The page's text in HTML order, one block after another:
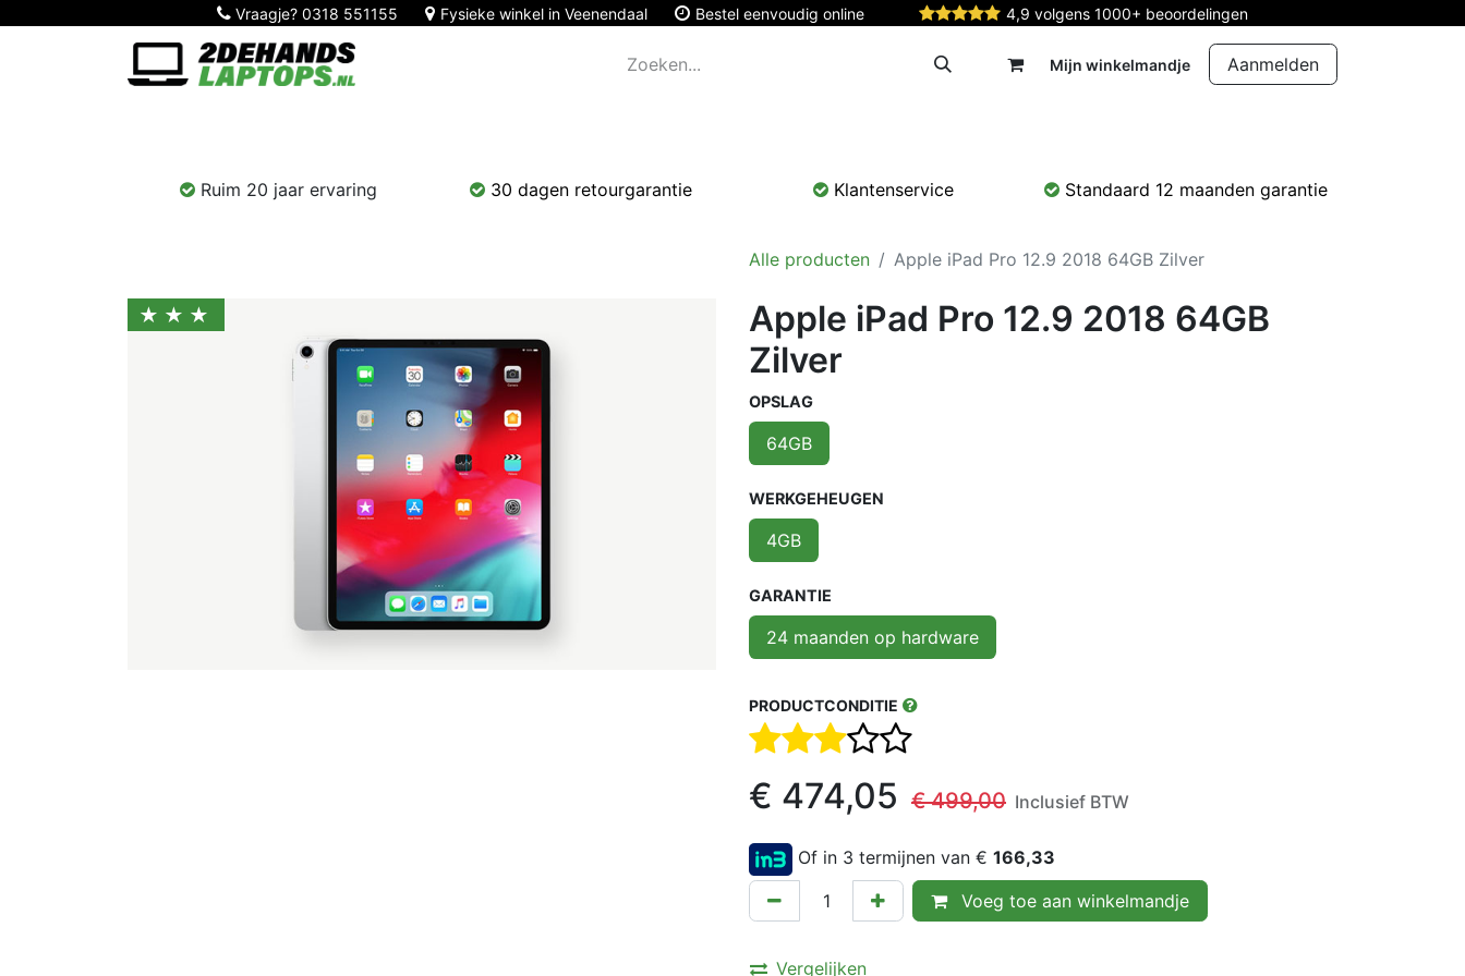
Vraagje? 0318 551155 Fysieke winkel in Veenendaal Bestel eenvoudig online 4,9 volgens 1000+ beoordelingen
Mijn winkelmandje Aanmelden
Ruim 20 jaar ervaring 30 dagen retourgarantie Klantenservice Standaard 12 maanden garantie
Alle producten Apple iPad Pro 12.9 2018 64GB Zilver
★★★
Apple iPad Pro 12.9 2018 64GB
Zilver
OPSLAG
64GB
WERKGEHEUGEN
4GB
GARANTIE
24 maanden op hardware
PRODUCTCONDITIE
€ 474,05 €499,00 Inclusief BTW
Of in 3 termijnen van € 166,33
Voeg toe aan winkelmandje
Vergelijken